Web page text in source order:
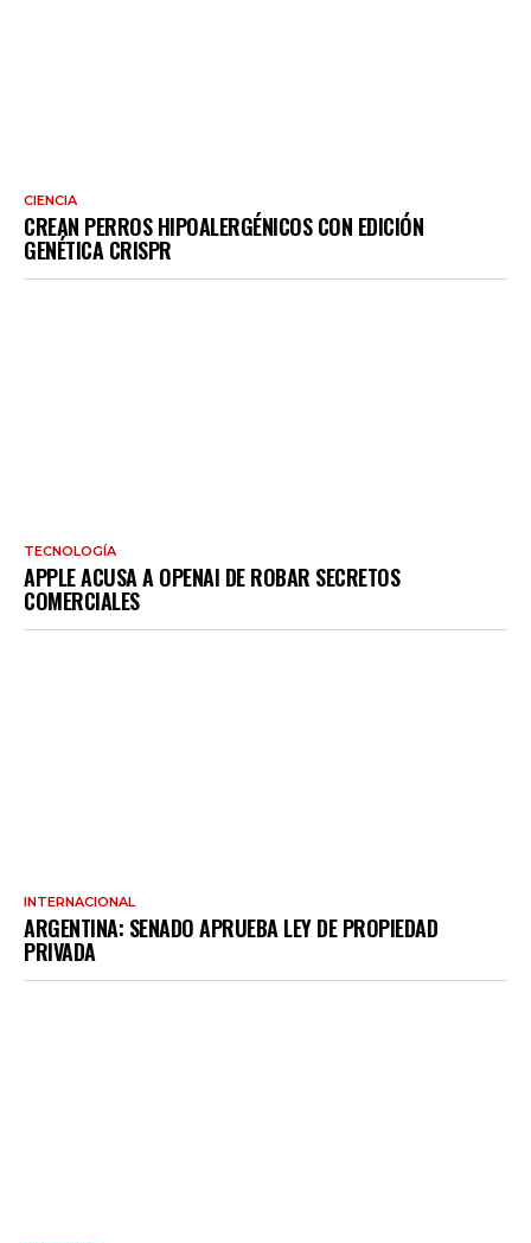
CIENCIA
CREAN PERROS HIPOALERGÉNICOS CON EDICIÓN
GENÉTICA CRISPR
TECNOLOGÍA
APPLE ACUSA A OPENAI DE ROBAR SECRETOS
COMERCIALES
INTERNACIONAL
ARGENTINA: SENADO APRUEBA LEY DE PROPIEDAD
PRIVADA